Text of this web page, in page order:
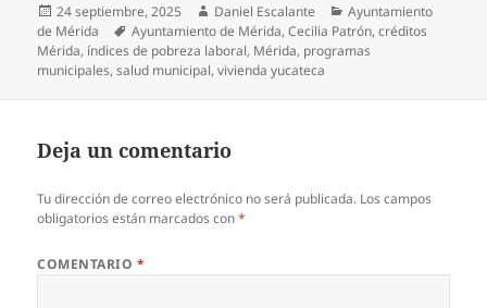
Publicado
el
24 septiembre, 2025 Autor
Daniel Escalante Categorías
Ayuntamiento
de Mérida
Etiquetas
Ayuntamiento de Mérida,Cecilia Patrón,créditos
Mérida, índices de pobreza laboral, Mérida, programas
municipales,salud municipal,vivienda yucateca
Deja un comentario
Tu dirección de correo electrónico no será publicada. Los campos
obligatorios están marcados con*
COMENTARIO *